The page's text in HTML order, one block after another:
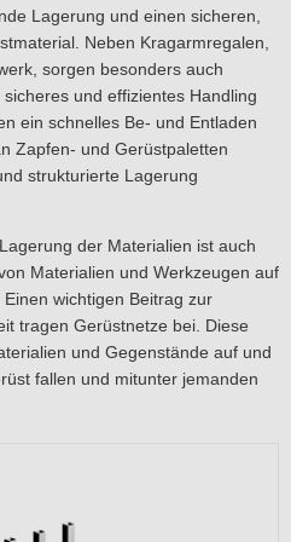
Lagerung und einen sicheren,
Neben Kragarmregalen,
sorgen besonders auch
und effizientes Handling
ein schnelles Be- und Entladen
Zapfen- und Gerüstpaletten
strukturierte Lagerung
der Materialien ist auch
Materialien und Werkzeugen auf
wichtigen Beitrag zur
tragen Gerüstnetze bei. Diese
und Gegenstände auf und
fallen und mitunter jemanden